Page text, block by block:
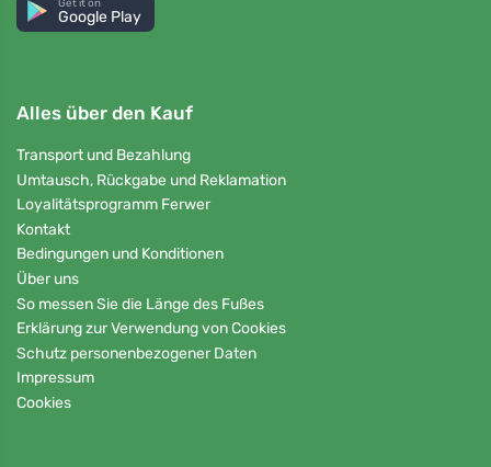
Get it on
Google Play
Alles über den Kauf
Transport und Bezahlung
Umtausch, Rückgabe und Reklamation
Loyalitätsprogramm Ferwer
Kontakt
Bedingungen und Konditionen
Über uns
So messen Sie die Länge des Fußes
Erklärung zur Verwendung von Cookies
Schutz personenbezogener Daten
Impressum
Cookies